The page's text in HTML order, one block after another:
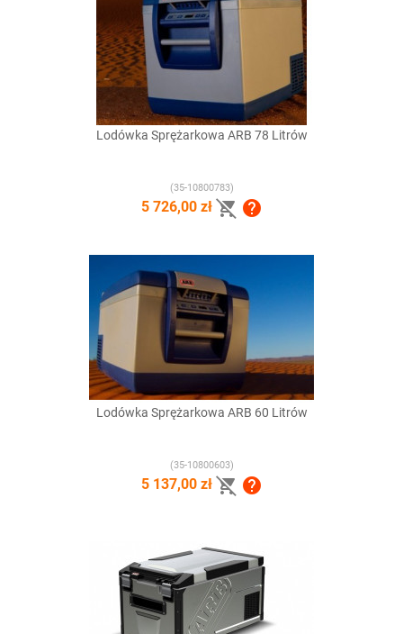
Lodówka Sprężarkowa ARB 78 Litrów
(35-10800783)
5 726,00 zł  
Lodówka Sprężarkowa ARB 60 Litrów
(35-10800603)
5 137,00 zł  